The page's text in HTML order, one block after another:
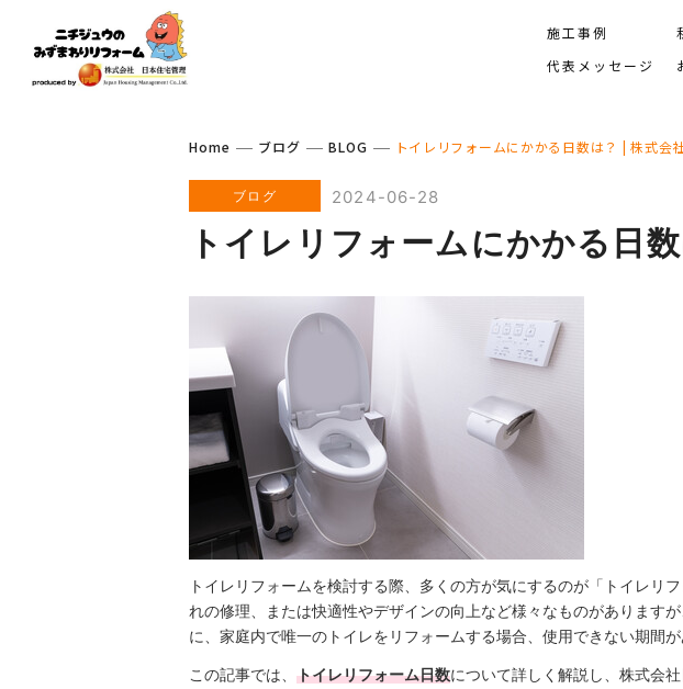
施工事例
代表メッセージ
Home ブログ BLOG トイレリフォームにかかる日数は？ | 株式会
ブログ 2024-06-28
トイレリフォームにかかる日
トイレリフォームを検討する際、多くの方が気にするのが「トイレ
れの修理、または快適性やデザインの向上など様々なものがあります
に、家庭内で唯一のトイレをリフォームする場合、使用できない期間
この記事では、 トイレリフォーム日数について詳しく解説し、株式会